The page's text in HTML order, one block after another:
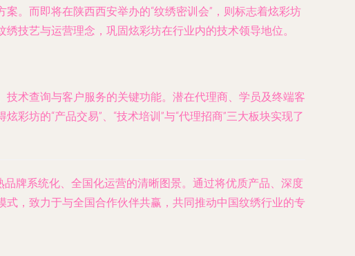
。而即将在陕西西安举办的“纹绣密训会”，则标志着炫彩坊
技艺与运营理念，巩固炫彩坊在行业内的技术领导地位。
术查询与客户服务的关键功能。潜在代理商、学员及终端客
坊的“产品交易”、“技术培训”与“代理招商”三大板块实现了
牌系统化、全国化运营的清晰图景。通过将优质产品、深度
，致力于与全国合作伙伴共赢，共同推动中国纹绣行业的专